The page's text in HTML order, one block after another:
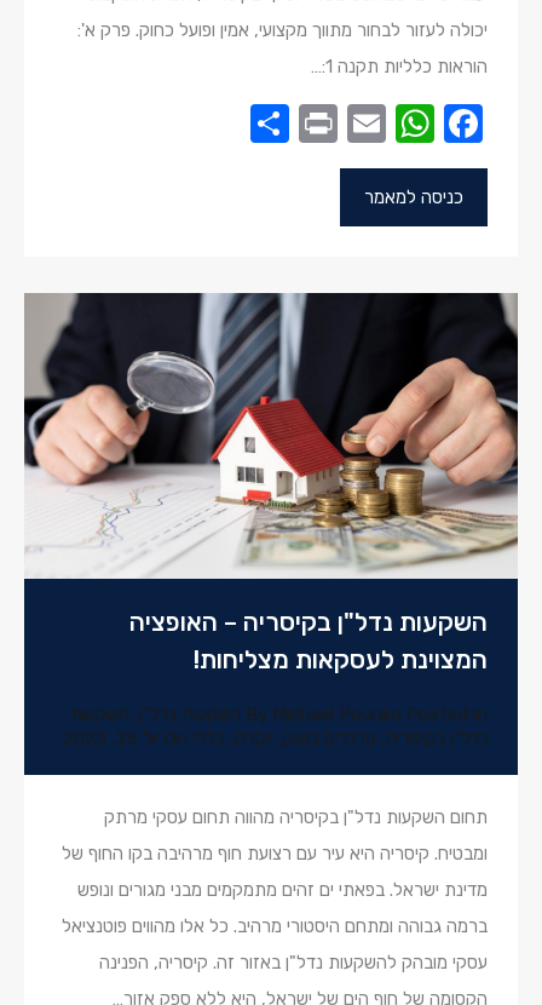
יכולה לעזור לבחור מתווך מקצועי, אמין ופועל כחוק. פרק א':
הוראות כלליות תקנה 1:…
Facebook
WhatsApp
Email
Print
כניסה למאמר
השקעות נדל"ן בקיסריה – האופציה
המצוינת לעסקאות מצליחות!
By Michael Pounko Posted in השקעות נדל"ן, השקעות
נדל"ן בקיסריה, טרנדים בשוק, יוקרה, כללי יול 25, 2023
תחום השקעות נדל"ן בקיסריה מהווה תחום עסקי מרתק
ומבטיח. קיסריה היא עיר עם רצועת חוף מרהיבה בקו החוף של
מדינת ישראל. בפאתי ים זהים מתמקמים מבני מגורים ונופש
ברמה גבוהה ומתחם היסטורי מרהיב. כל אלו מהווים פוטנציאל
עסקי מובהק להשקעות נדל"ן באזור זה. קיסריה, הפנינה
הקסומה של חוף הים של ישראל, היא ללא ספק אזור…